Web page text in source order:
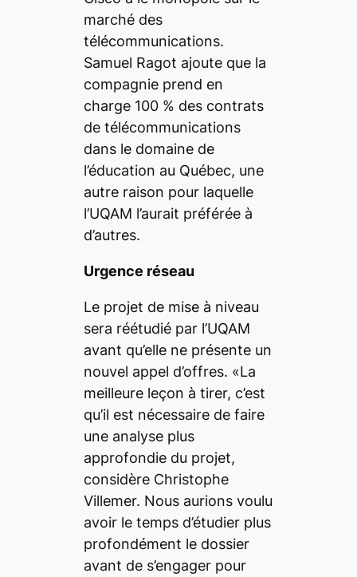
marché des
télécommunications.
Samuel Ragot ajoute que la
compagnie prend en
charge 100 % des contrats
de télécommunications
dans le domaine de
l’éducation au Québec, une
autre raison pour laquelle
l’UQAM l’aurait préférée à
d’autres.
Urgence réseau
Le projet de mise à niveau
sera réétudié par l’UQAM
avant qu’elle ne présente un
nouvel appel d’offres. «La
meilleure leçon à tirer, c’est
qu’il est nécessaire de faire
une analyse plus
approfondie du projet,
considère Christophe
Villemer. Nous aurions voulu
avoir le temps d’étudier plus
profondément le dossier
avant de s’engager pour